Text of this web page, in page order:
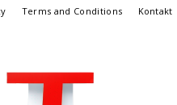
Terms and Conditions Kontakt